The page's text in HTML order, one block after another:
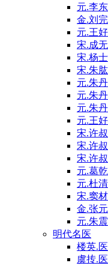
元.李
金.刘
元.王
宋.成
宋.杨
宋.朱
元.朱
元.朱
元.朱
元.王
宋.许
宋.许
宋.许
元.葛
元.杜
宋.窦
金.张
元.朱
明代名医
楼英.
虞抟.